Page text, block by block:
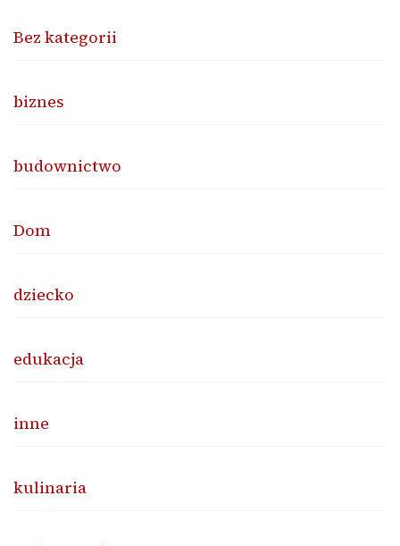
Bez kategorii
biznes
budownictwo
Dom
dziecko
edukacja
inne
kulinaria